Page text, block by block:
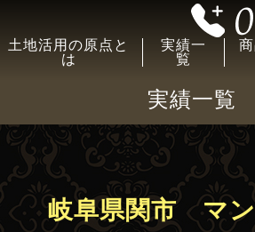
土地活用の原点と
は
実績一
覧
実績一覧
岐阜県関市 マ